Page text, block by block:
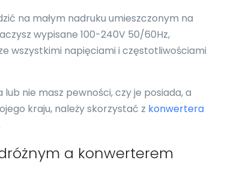
na małym nadruku umieszczonym na
wypisane 100-240V 50/60Hz,
wszystkimi napięciami i częstotliwościami
nie masz pewności, czy je posiada, a
kraju, należy skorzystać z konwertera
a konwerterem